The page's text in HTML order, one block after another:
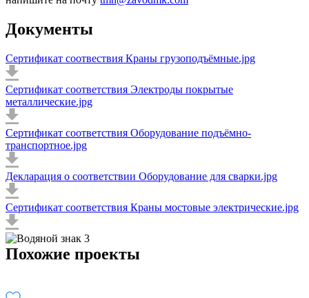
Документы
Сертификат соотвествия Краны грузоподъёмные.jpg
Сертификат соответствия Электроды покрытые
металлические.jpg
Сертификат соответствия Оборудование подъёмно-
транспортное.jpg
Декларация о соответствии Оборудование для сварки.jpg
Сертификат соответствия Краны мостовые электрические.jpg
Похожие проекты